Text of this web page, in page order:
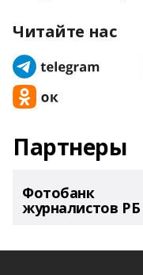
Читайте нас
Партнеры
Фотобанк
журналистов РБ